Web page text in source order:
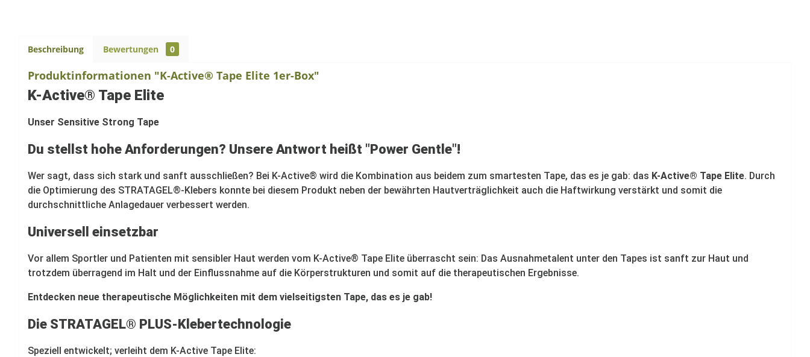
Beschreibung Bewertungen 0
Produktinformationen "K-Active® Tape Elite 1er-Box"
K-Active® Tape Elite
Unser Sensitive Strong Tape
Du stellst hohe Anforderungen? Unsere Antwort heißt "Power Gentle"!
Wer sagt, dass sich stark und sanft ausschließen? Bei K-Active® wird die Kombination aus beidem zum smartesten Tape, das es je gab: das K-Active® Tape Elite. Durch
die Optimierung des STRATAGEL®-Klebers konnte bei diesem Produkt neben der bewährten Hautverträglichkeit auch die Haftwirkung verstärkt und somit die
durchschnittliche Anlagedauer verbessert werden.
Universell einsetzbar
Vor allem Sportler und Patienten mit sensibler Haut werden vom K-Active® Tape Elite überrascht sein: Das Ausnahmetalent unter den Tapes ist sanft zur Haut und
trotzdem überragend im Halt und der Einflussnahme auf die Körperstrukturen und somit auf die therapeutischen Ergebnisse.
Entdecken neue therapeutische Möglichkeiten mit dem vielseitigsten Tape, das es je gab!
Die STRATAGEL® PLUS-Klebertechnologie
Speziell entwickelt; verleiht dem K-Active Tape Elite: